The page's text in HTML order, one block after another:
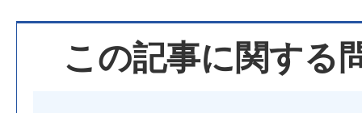
この記事に関する